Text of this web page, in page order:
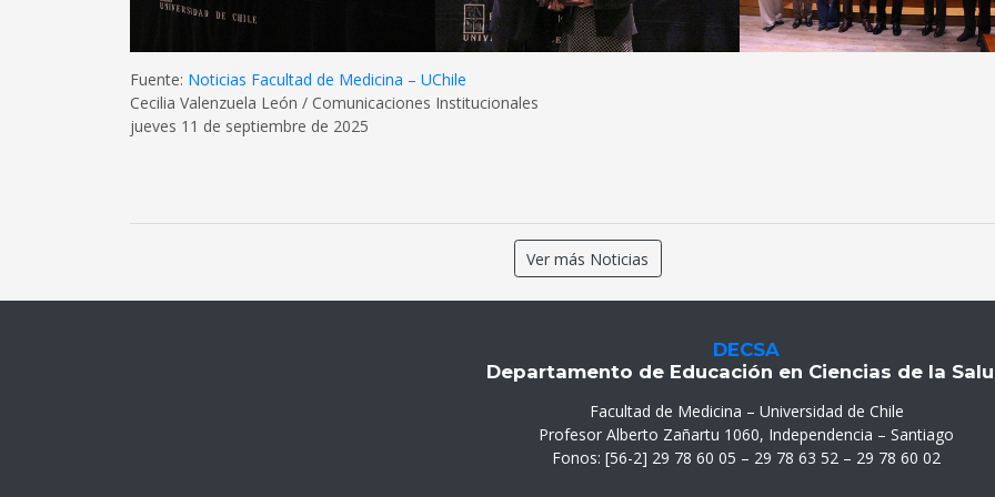
Fuente: Noticias Facultad de Medicina – UChile
Cecilia Valenzuela León / Comunicaciones Institucionales
jueves 11 de septiembre de 2025
Ver más Noticias
DECSA
Departamento de Educación en Ciencias de la
Facultad de Medicina – Universidad de Chile
Profesor Alberto Zañartu 1060, Independencia – Santiago
Fonos: [56-2] 29 78 60 05 – 29 78 63 52 – 29 78 60 02